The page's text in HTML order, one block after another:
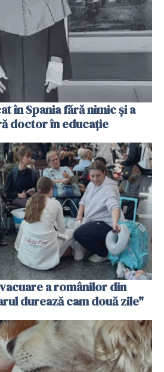
în Spania fără nimic și a
doctor în educație
a românilor din
durează cam două zile"